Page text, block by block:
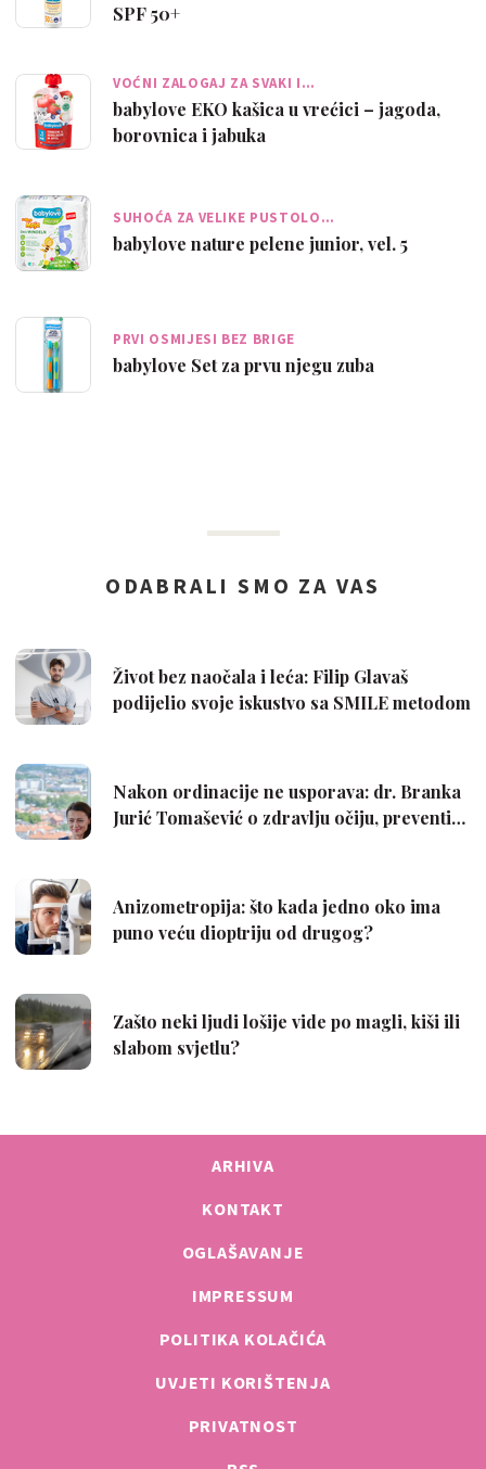
SPF 50+
VOĆNI ZALOGAJ ZA SVAKI I…
babylove EKO kašica u vrećici – jagoda,
borovnica i jabuka
SUHOĆA ZA VELIKE PUSTOLO…
babylove nature pelene junior, vel. 5
PRVI OSMIJESI BEZ BRIGE
babylove Set za prvu njegu zuba
ARHIVA
KONTAKT
OGLAŠAVANJE
IMPRESSUM
POLITIKA KOLAČIĆA
UVJETI KORIŠTENJA
PRIVATNOST